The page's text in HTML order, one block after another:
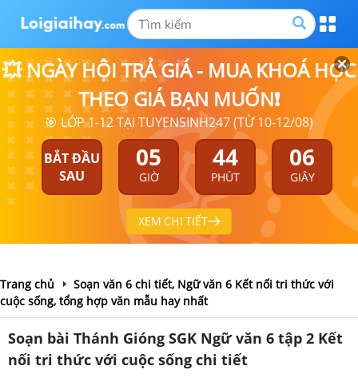
💥 NGÀY HỘI TRẢ GIÁ - MUA KHOÁ HỌC
THEO GIÁ BẠN MUỐN❗
🎯 LỚP 1-12 TẠI TUYENSINH247 (TỪ 10-12/08)
BẮT ĐẦU
SAU
05
GIỜ
44
PHÚT
05
GIÂY
XEM CHI TIẾT
Trang chủ
Soạn văn 6 chi tiết, Ngữ văn 6 Kết nối tri thức với
cuộc sống, tổng hợp văn mẫu hay nhất
Soạn bài Thánh Gióng SGK Ngữ văn 6 tập 2 Kết
nối tri thức với cuộc sống chi tiết